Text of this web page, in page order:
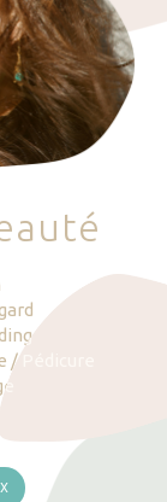
auté
/ Pédicure